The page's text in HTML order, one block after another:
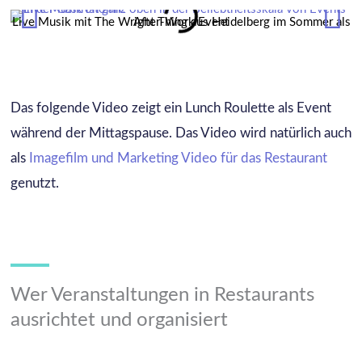
Live Musik mit The Wright Thing aus Heidelberg im Sommer als After-Work Event
Das folgende Video zeigt ein Lunch Roulette als Event
während der Mittagspause. Das Video wird natürlich auch
als Imagefilm und Marketing Video für das Restaurant
genutzt.
Wer Veranstaltungen in Restaurants
ausrichtet und organisiert